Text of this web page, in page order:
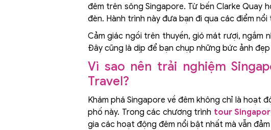
đêm trên sông Singapore. Từ bến Clarke Quay
đèn. Hành trình này đưa bạn đi qua các điểm
Cảm giác ngồi trên thuyền, gió mát rượi, ngắm
Đây cũng là dịp để bạn chụp những bức ảnh
Vì sao nên trải nghiệm
Travel?
Khám phá Singapore về đêm không chỉ là hoạt
phố này. Trong các chương trình tour
gia các hoạt động đêm nổi bật nhất mà vẫn